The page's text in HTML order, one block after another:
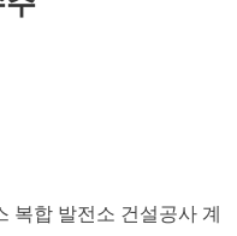
복합 발전소 건설공사 계